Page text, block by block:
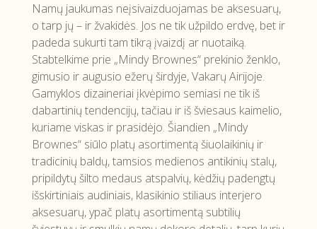
Namų jaukumas neįsivaizduojamas be aksesuarų,
o tarp jų – ir žvakidės. Jos ne tik užpildo erdvę, bet ir
padeda sukurti tam tikrą įvaizdį ar nuotaiką.
Stabtelkime prie „Mindy Brownes“ prekinio ženklo,
gimusio ir augusio ežerų širdyje, Vakarų Airijoje.
Gamyklos dizaineriai įkvėpimo semiasi ne tik iš
dabartinių tendencijų, tačiau ir iš šviesaus kaimelio,
kuriame viskas ir prasidėjo. Šiandien „Mindy
Brownes“ siūlo platų asortimentą šiuolaikinių ir
tradicinių baldų, tamsios medienos antikinių stalų,
pripildytų šilto medaus atspalvių, kėdžių padengtų
išskirtiniais audiniais, klasikinio stiliaus interjero
aksesuarų, ypač platų asortimentą subtilių